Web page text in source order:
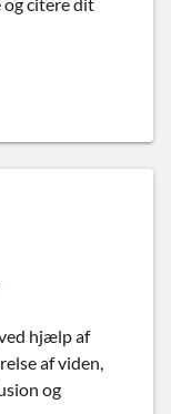
hjælp af
af viden,
og